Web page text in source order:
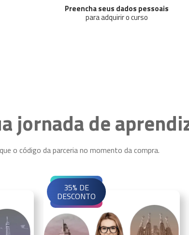
Preencha seus dados pessoais
para adquirir o curso
jornada de
o código da parceria no momento da compra.
35% DE
DESCONTO